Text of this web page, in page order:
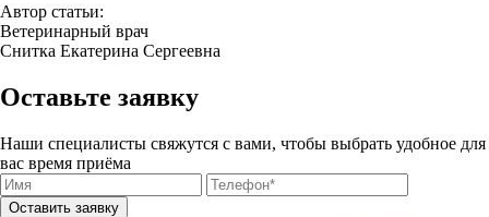
Автор статьи:
Ветеринарный врач
Снитка Екатерина Сергеевна
Оставьте заявку
Наши специалисты свяжутся с вами, чтобы выбрать удобное для
вас время приёма